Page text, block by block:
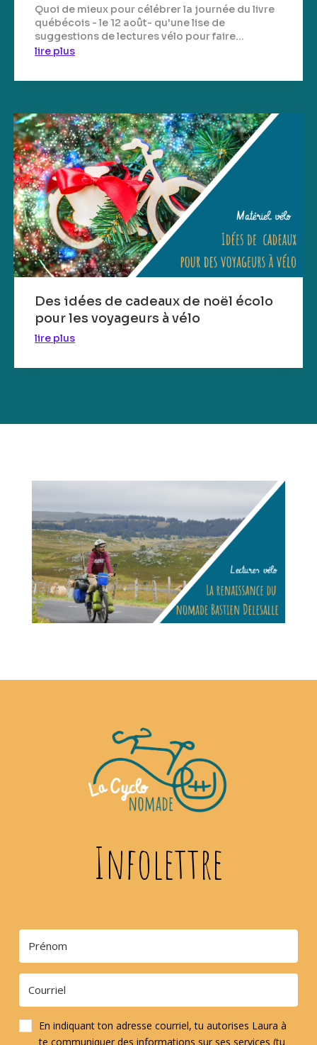
Quoi de mieux pour célébrer la journée du livre
québécois - le 12 août- qu'une lise de
suggestions de lectures vélo pour faire...
lire plus
Des idées de cadeaux de noël écolo
pour les voyageurs à vélo
lire plus
Infolettre
En indiquant ton adresse courriel, tu autorises Laura à
te communiquer des informations sur ses services (tu